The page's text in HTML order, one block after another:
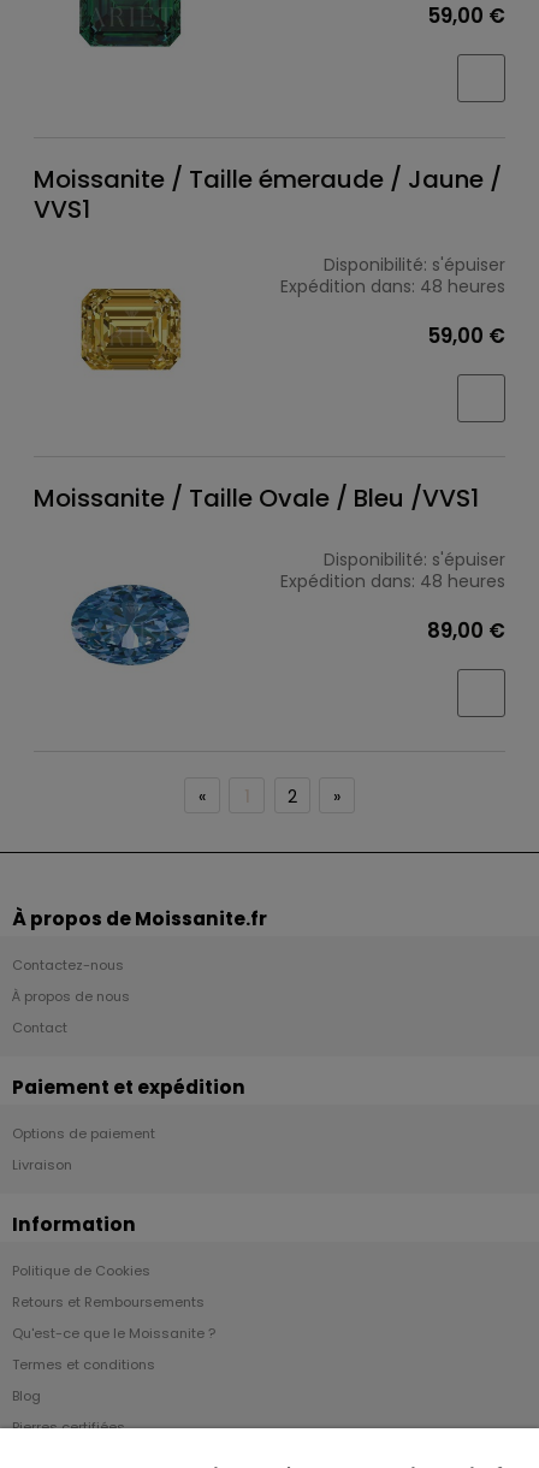
59,00 €
Moissanite / Taille émeraude / Jaune /
VVS1
Disponibilité: s'épuiser
Expédition dans: 48 heures
59,00 €
Moissanite / Taille Ovale / Bleu /VVS1
Disponibilité: s'épuiser
Expédition dans: 48 heures
89,00 €
« 1 2 »
À propos de Moissanite.fr
Contactez-nous
À propos de nous
Contact
Paiement et expédition
Options de paiement
Livraison
Information
Politique de Cookies
Retours et Remboursements
Qu'est-ce que le Moissanite ?
Termes et conditions
Blog
Pierres certifiées